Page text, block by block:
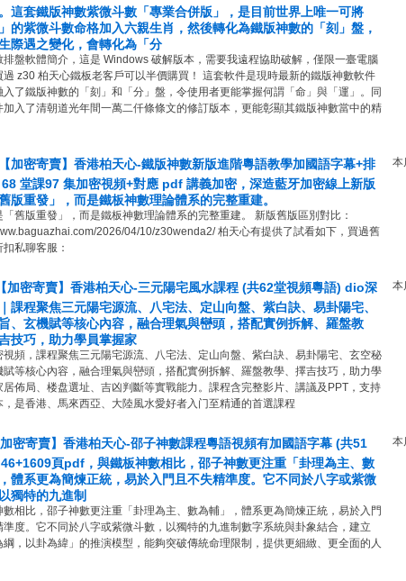
這套鐵版神數紫微斗數「專業合併版」，是目前世界上唯一可將
」的紫微斗數命格加入六親生肖，然後轉化為鐵版神數的「刻」盤，
際遇之變化，會轉化為「分
排盤軟體簡介，這是 Windows 破解版本，需要我遠程協助破解，僅限一臺電腦
過 z30 柏天心鐵板老客戶可以半價購買！ 這套軟件是現時最新的鐵版神數軟件
入了鐵版神數的「刻」和「分」盤，令使用者更能掌握何謂「命」與「運」。同
加入了清朝道光年間一萬二仟條條文的修訂版本，更能彰顯其鐵版神數當中的精
加密寄賣】香港柏天心-鐵版神數新版進階粵語教學加國語字幕+排
堂課97 集加密視頻+對應 pdf 講義加密，深造藍牙加密線上新版
版重發」，而是鐵板神數理論體系的完整重建。
「舊版重發」，而是鐵板神數理論體系的完整重建。 新版舊版區別對比：
2026/04/10/z30wenda2/ 柏天心有提供了試看如下，買過舊
私聊客服：
本
加密寄賣】香港柏天心-三元陽宅風水課程 (共62堂視頻粵語) dio深
課程聚焦三元陽宅源流、八宅法、定山向盤、紫白訣、易卦陽宅、
、玄機賦等核心內容，融合理氣與巒頭，搭配實例拆解、羅盤教
技巧，助力學員掌握家
視頻，課程聚焦三元陽宅源流、八宅法、定山向盤、紫白訣、易卦陽宅、玄空秘
賦等核心內容，融合理氣與巒頭，搭配實例拆解、羅盤教學、擇吉技巧，助力學
居佈局、楼盘選址、吉凶判斷等實戰能力。課程含完整影片、講議及PPT，支持
，是香港、馬來西亞、大陸風水愛好者入门至精通的首選課程
本
密寄賣】香港柏天心-邵子神數課程粵語視頻有加國語字幕 (共51
頁pdf，與鐵板神數相比，邵子神數更注重「卦理為主、數
體系更為簡煉正統，易於入門且不失精準度。它不同於八字或紫微
獨特的九進制
數相比，邵子神數更注重「卦理為主、數為輔」，體系更為簡煉正統，易於入門
準度。它不同於八字或紫微斗數，以獨特的九進制數字系統與卦象結合，建立
綱，以卦為緯」的推演模型，能夠突破傳統命理限制，提供更細緻、更全面的人
本